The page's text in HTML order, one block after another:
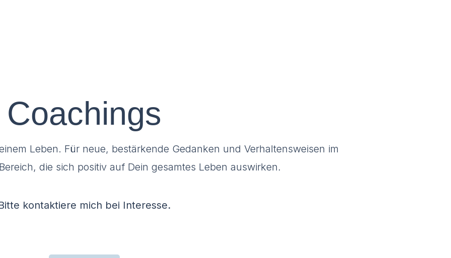
Coachings
Leben. Für neue, bestärkende Gedanken und Verhaltensweisen im
die sich positiv auf Dein gesamtes Leben auswirken.
kontaktiere mich bei Interesse.